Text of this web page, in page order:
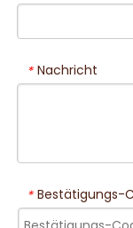
* Nachricht
* Bestätigungs-